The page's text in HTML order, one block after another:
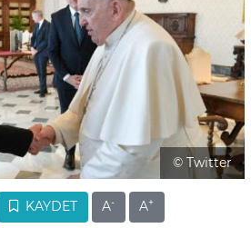
© Twitter
KAYDET A- A+